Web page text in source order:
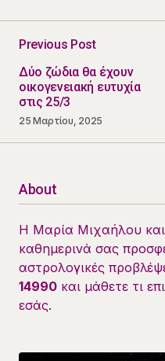
Previous Post
Δύο ζώδια θα έχουν
οικογενειακή ευτυχία
στις 25/3
25 Μαρτίου, 2025
About
Η Μαρία Μιχαήλου και
καθημερινά σας
αστρολογικές
14990 και μάθετε τι
εσάς.